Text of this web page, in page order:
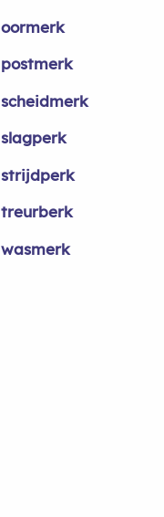
oormerk
postmerk
scheidmerk
slagperk
strijdperk
treurberk
wasmerk